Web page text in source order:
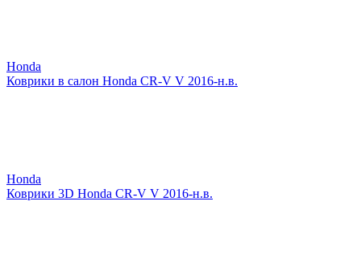
Honda
Коврики в салон Honda CR-V V 2016-н.в.
Honda
Коврики 3D Honda CR-V V 2016-н.в.